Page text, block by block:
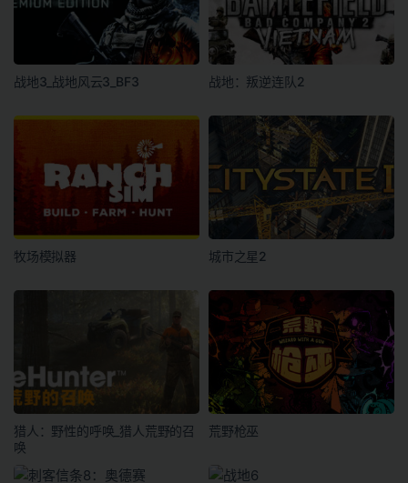
战地3_战地风云3_BF3 战地：叛逆连队2
牧场模拟器 城市之星2
猎人：野性的呼唤_猎人荒野的召
唤
荒野枪巫